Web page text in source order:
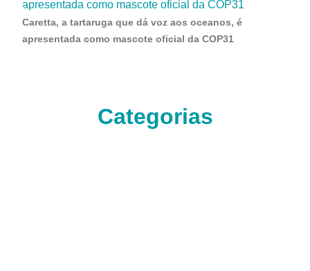
Caretta, a tartaruga que dá voz aos oceanos, é
apresentada como mascote oficial da COP31
Categorias